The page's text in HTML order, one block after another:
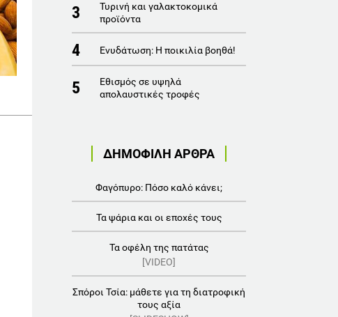
3
Τυρινή και γαλακτοκομικά
προϊόντα
4 Ενυδάτωση: Η ποικιλία βοηθά!
5
Εθισμός σε υψηλά
απολαυστικές τροφές
ΔΗΜΟΦΙΛΗ ΑΡΘΡΑ
Φαγόπυρο: Πόσο καλό κάνει;
Τα ψάρια και οι εποχές τους
Τα οφέλη της πατάτας
[VIDEO]
Σπόροι Τσία: μάθετε για τη διατροφική
τους αξία